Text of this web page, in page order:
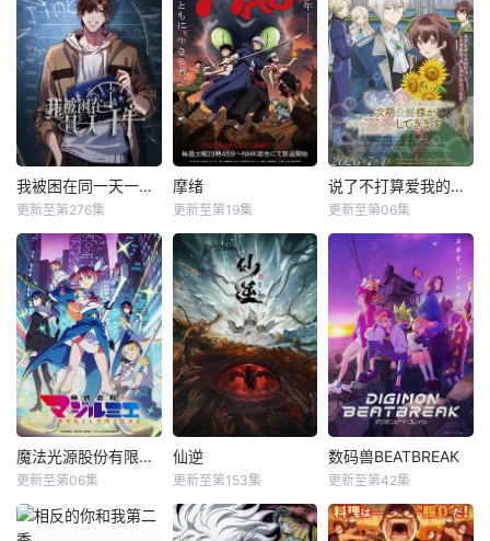
我被困在同一天一千年动态漫
更新至第276集
摩绪
更新至第19集
说了不打算爱我的公爵继承人，不知为何对我宠爱有加
更新至第06集
魔法光源股份有限公司第二季
更新至第06集
仙逆
更新至第153集
数码兽BEATBREAK
更新至第42集